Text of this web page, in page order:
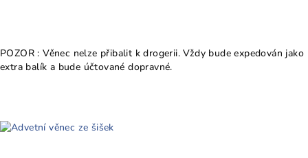
POZOR : Věnec nelze přibalit k drogerii. Vždy bude expedován jako
extra balík a bude účtované dopravné.